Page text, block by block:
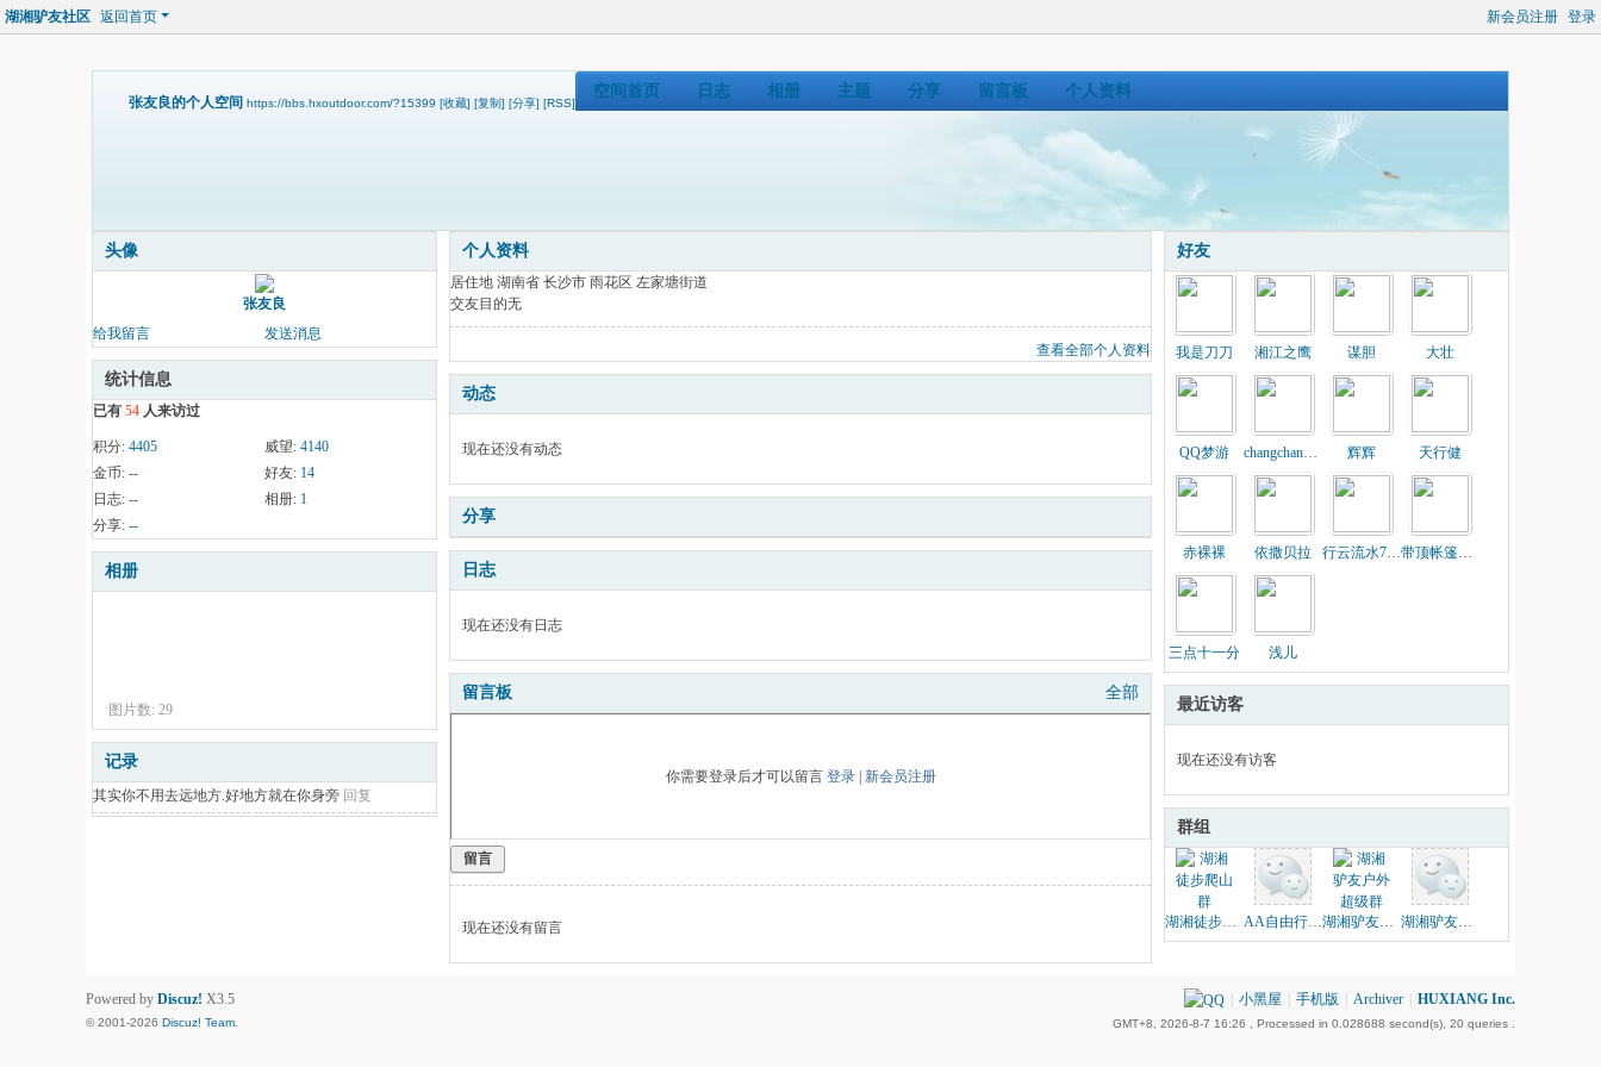
新会员注册 登录
湖湘驴友社区 返回首页
张友良的个人空间 https://bbs.hxoutdoor.com/?15399 [收藏] [复制] [分享] [RSS]
空间首页 日志 相册 主题 分享 留言板 个人资料
头像
张友良
给我留言
发送消息
统计信息
已有 54 人来访过
积分: 4405 威望: 4140
金币: -- 好友: 14
日志: -- 相册: 1
分享: --
相册
图片数: 29
记录
其实你不用去远地方.好地方就在你身旁 回复
个人资料
居住地 湖南省 长沙市 雨花区 左家塘街道
交友目的无
查看全部个人资料
动态
现在还没有动态
分享
日志
现在还没有日志
留言板 全部
你需要登录后才可以留言 登录| 新会员注册
留言
现在还没有留言
好友
我是刀刀 湘江之鹰 谋胆 大壮
QQ梦游 changchang2818 辉辉 天行健
赤裸裸 依撒贝拉 行云流水7011 带顶帐篷去露营
三点十一分 浅儿
最近访客
现在还没有访客
群组
湖湘徒步爬山群 AA自由行户外活动群 湖湘驴友户外超级群 湖湘驴友步兵营
小黑屋 手机版 Archiver HUXIANG Inc.
GMT+8, 2026-8-7 16:26 , Processed in 0.028688 second(s), 20 queries .
Powered by Discuz! X3.5
© 2001-2026 Discuz! Team